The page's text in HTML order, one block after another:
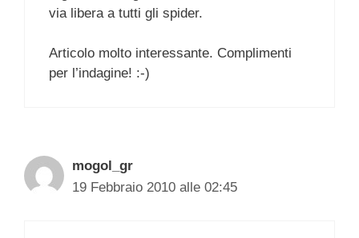
via libera a tutti gli spider.
Articolo molto interessante. Complimenti
per l’indagine! :-)
mogol_gr
19 Febbraio 2010 alle 02:45